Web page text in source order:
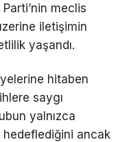
meclis
iletişimin
yaşandı.
hitaben
saygı
yalnızca
hedeflediğini ancak